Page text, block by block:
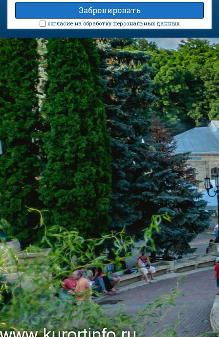
cогласие на обработку персональных данных
Санаторий «Россия» на карте
КОНТАКТЫ
ЕДИНОЙ СЛУЖБЫ БРОНИРОВАНИЯ:
8 (800) 55-15-303
(Бесплатный звонок)
kurortinfo@mail.ru
АДРЕС САНАТОРИЯ:
357600, г. Ессентуки, ул.
Разумовского, 7.